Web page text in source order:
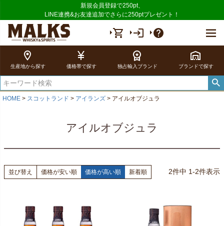
新規会員登録で250pt、
LINE連携&お友達追加でさらに250ptプレゼント！
shopping_cart login
help
location_on
生産地から探す
currency_yen
価格帯で探す
workspace_premium
独占輸入ブランド
warehouse
ブランドで探す
HOME スコットランド アイランズ アイルオブジュラ
アイルオブジュラ
並び替え 価格が安い順 価格が高い順 新着順 2件中 1-2件表示